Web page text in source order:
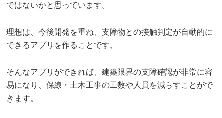
ではないかと思っています。
理想は、今後開発を重ね、支障物との接触判定が自動的に
できるアプリを作ることです。
そんなアプリができれば、建築限界の支障確認が非常に容
易になり、保線・土木工事の工数や人員を減らすことがで
きます。